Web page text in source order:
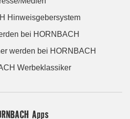
Hinweisgebersystem
bei HORNBACH
werden bei HORNBACH
Werbeklassiker
Apps